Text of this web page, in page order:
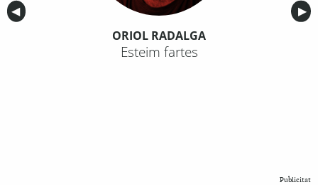
Anterior
◀︎ ▶︎
ORIOL RADALGA
Esteim fartes
Publicitat